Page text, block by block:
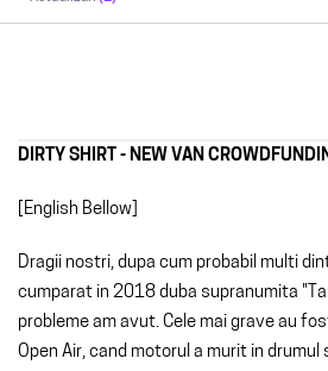
DIRTY SHIRT - NEW VAN
[English Bellow]
Dragii nostri, dupa cum probabil multi
cumparat in 2018 duba supranumita
probleme am avut. Cele mai grave au
Open Air, cand motorul a murit in drumul